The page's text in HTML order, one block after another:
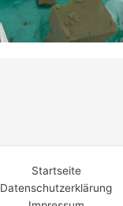
Startseite
Datenschutzerklärung